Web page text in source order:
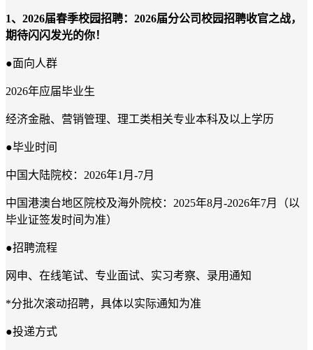
1、 2026届春季校园招聘：2026届分公司校园招聘收官之战，
期待闪闪发光的你！
●面向人群
2026年应届毕业生
经济金融、营销管理、理工类相关专业本科及以上学历
●毕业时间
中国大陆院校：2026年1月-7月
中国港澳台地区院校及海外院校：2025年8月-2026年7月（以
毕业证签发时间为准）
●招聘流程
网申、在线笔试、专业面试、实习考察、录用通知
*分批次滚动招聘，具体以实际通知为准
●投递方式